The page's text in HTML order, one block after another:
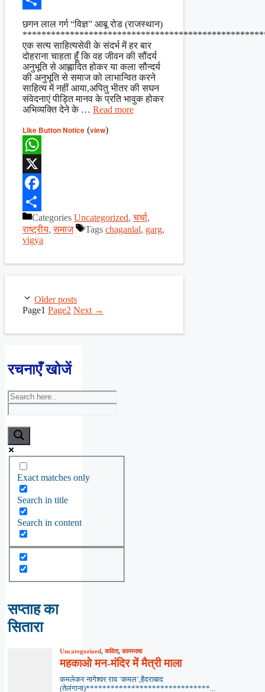
छगन लाल गर्ग “विज्ञ” आबू रोड (राजस्थान)
एक सत्य साहित्यसेवी के संदर्भ में हर बार
दोहराना चाहता हूँ कि वह जीवन की सौंदर्य
अनुभूति से आह्लादित होकर या कला सौन्दर्य
की अनुभूति से समाज को लाभान्वित करने
साहित्य में नहीं आया,अपितु भीतर की सघन
संवेदनाएं पीड़ित मानव के प्रति भावुक होकर
अभिव्यक्ति देने के … Read more
Like Button Notice (view)
WhatsApp
X
Facebook
ShareCategories Uncategorized,चर्चा,
राष्ट्रीय,समाज Tags chaganlal, garg,
vigya
Older posts
Page1 Page2 Next →
रचनाएँ खोजें
Exact matches only
Search in title
Search in content
सप्ताह का
सितारा
Uncategorized,कविता,काव्यभाषा
महकाओ मन-मंदिर में मैत्री माला
कमलेकर नागेश्वर राव ‘कमल’,हैदराबाद
(तेलंगाना)******************************...